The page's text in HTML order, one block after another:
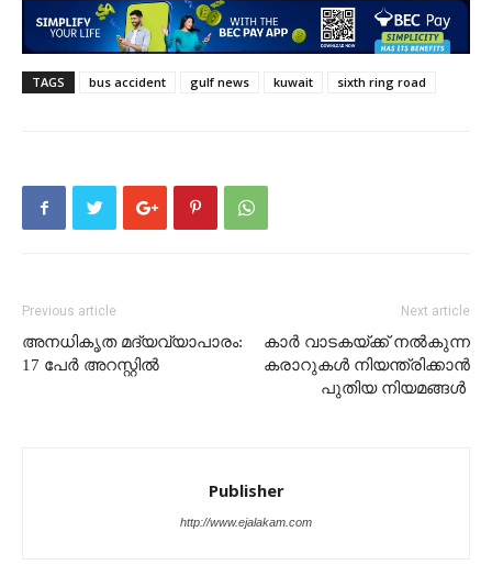
TAGS bus accident gulf news kuwait sixth ring road
Previous article
അനധികൃത മദ്യവ്യാപാരം:
17 പേർ അറസ്റ്റിൽ
Next article
കാർ വാടകയ്ക്ക് നൽകുന്ന
കരാറുകൾ നിയന്ത്രിക്കാൻ
പുതിയ നിയമങ്ങൾ
Publisher
http://www.ejalakam.com